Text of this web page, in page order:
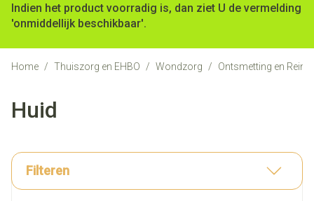
Indien het product voorradig is, dan ziet U de vermelding
'onmiddellijk beschikbaar'.
Home / Thuiszorg en EHBO / Wondzorg / Ontsmetting en
Huid
Filteren